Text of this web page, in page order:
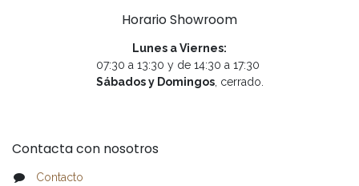
Horario Showroom
Lunes a Viernes:
07:30 a 13:30 y de 14:30 a 17:30
Sábados y Domingos, cerrado.
Contacta con nosotros
Contacto